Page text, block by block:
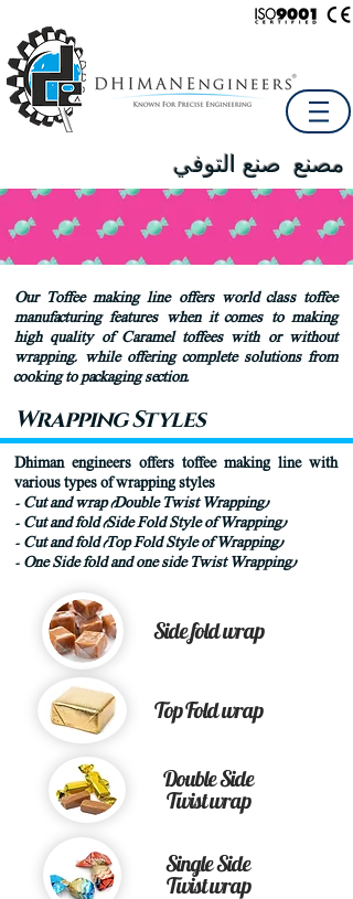
مصنع صنع التوفي
Our Toffee making line offers world class toffee
manufacturing features when it comes to making
high quality of Caramel toffees with or without
wrapping, while offering complete solutions from
cooking to packaging section.
Wrapping Styles
Dhiman engineers offers toffee making line with
various types of wrapping styles
- Cut and wrap (Double Twist Wrapping)
- Cut and fold (Side Fold Style of Wrapping)
- Cut and fold (Top Fold Style of Wrapping)
- One Side fold and one side Twist Wrapping)
Side fold wrap
Double Side
Twist wrap
Top Fold wrap
Single Side
Twist wrap